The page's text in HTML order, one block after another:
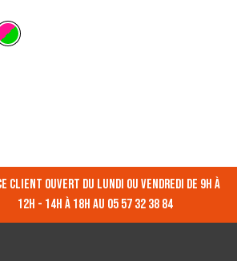
client ouvert du lundi ou vendredi de 9h à
12h - 14h à 18h au 05 57 32 38 84